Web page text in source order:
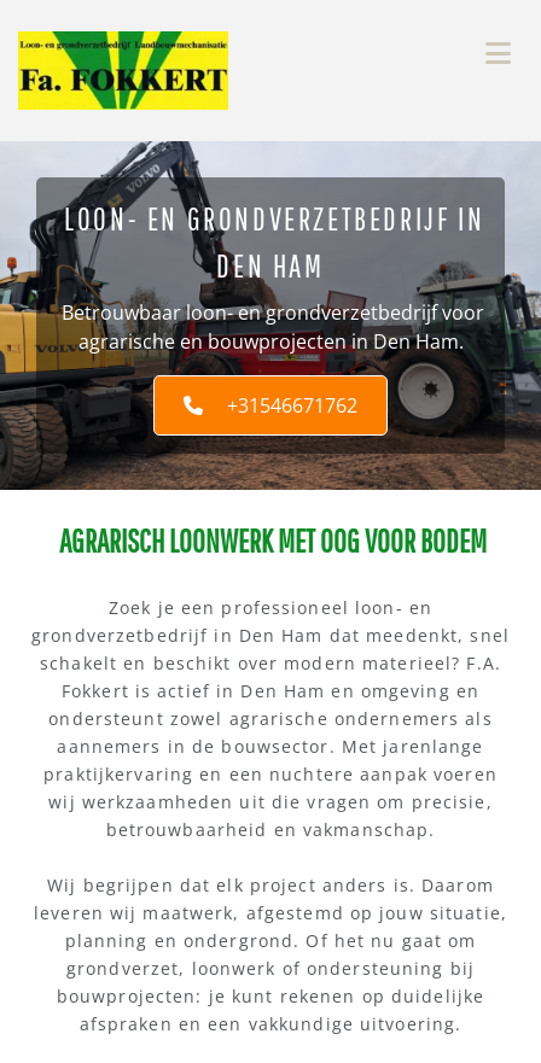
LOON- EN GRONDVERZETBEDRIJF IN
DEN HAM
Betrouwbaar loon- en grondverzetbedrijf voor
agrarische en bouwprojecten in Den Ham.
+31546671762
AGRARISCH LOONWERK MET OOG VOOR BODEM
Zoek je een professioneel loon- en
grondverzetbedrijf in Den Ham dat meedenkt, snel
schakelt en beschikt over modern materieel? F.A.
Fokkert is actief in Den Ham en omgeving en
ondersteunt zowel agrarische ondernemers als
aannemers in de bouwsector. Met jarenlange
praktijkervaring en een nuchtere aanpak voeren
wij werkzaamheden uit die vragen om precisie,
betrouwbaarheid en vakmanschap.
Wij begrijpen dat elk project anders is. Daarom
leveren wij maatwerk, afgestemd op jouw situatie,
planning en ondergrond. Of het nu gaat om
grondverzet, loonwerk of ondersteuning bij
bouwprojecten: je kunt rekenen op duidelijke
afspraken en een vakkundige uitvoering.